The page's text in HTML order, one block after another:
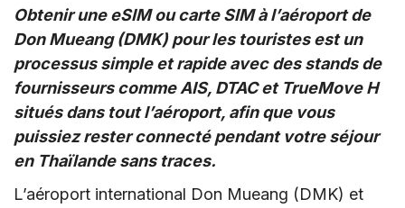
Obtenir une eSIM ou carte SIM à l’aéroport de
Don Mueang (DMK) pour les touristes est un
processus simple et rapide avec des stands de
fournisseurs comme AIS, DTAC et TrueMove H
situés dans tout l’aéroport, afin que vous
puissiez rester connecté pendant votre séjour
en Thaïlande sans traces.
L’aéroport international Don Mueang (DMK) et